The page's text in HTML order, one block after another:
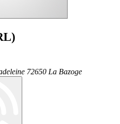
72650 La Bazoge